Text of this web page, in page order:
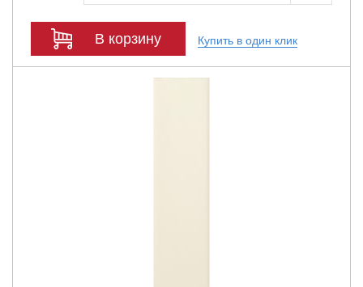
В корзину Купить в один клик